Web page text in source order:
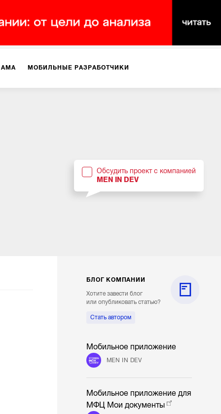
МОБИЛЬНЫЕ РАЗРАБОТЧИКИ
Обсудить проект с компанией
MEN IN DEV
БЛОГ КОМПАНИИ
Хотите завести блог
или опубликовать статью?
Стать автором
Мобильное приложение
MEN IN DEV
Мобильное приложение для
МФЦ Мои документы